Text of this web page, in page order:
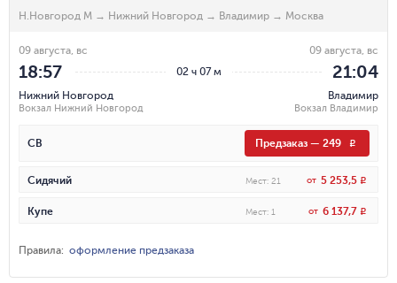
Н.Новгород М → Нижний Новгород → Владимир → Москва
02 ч 07 м
09 августа, вс
18:57
Нижний Новгород
Вокзал Нижний Новгород
09 августа, вс
21:04
Владимир
Вокзал Владимир
СВ Предзаказ — 249 R
Сидячий Мест: 21 от 5 253,5 R
Купе Мест: 1 от 6 137,7 R
Правила: оформление предзаказа